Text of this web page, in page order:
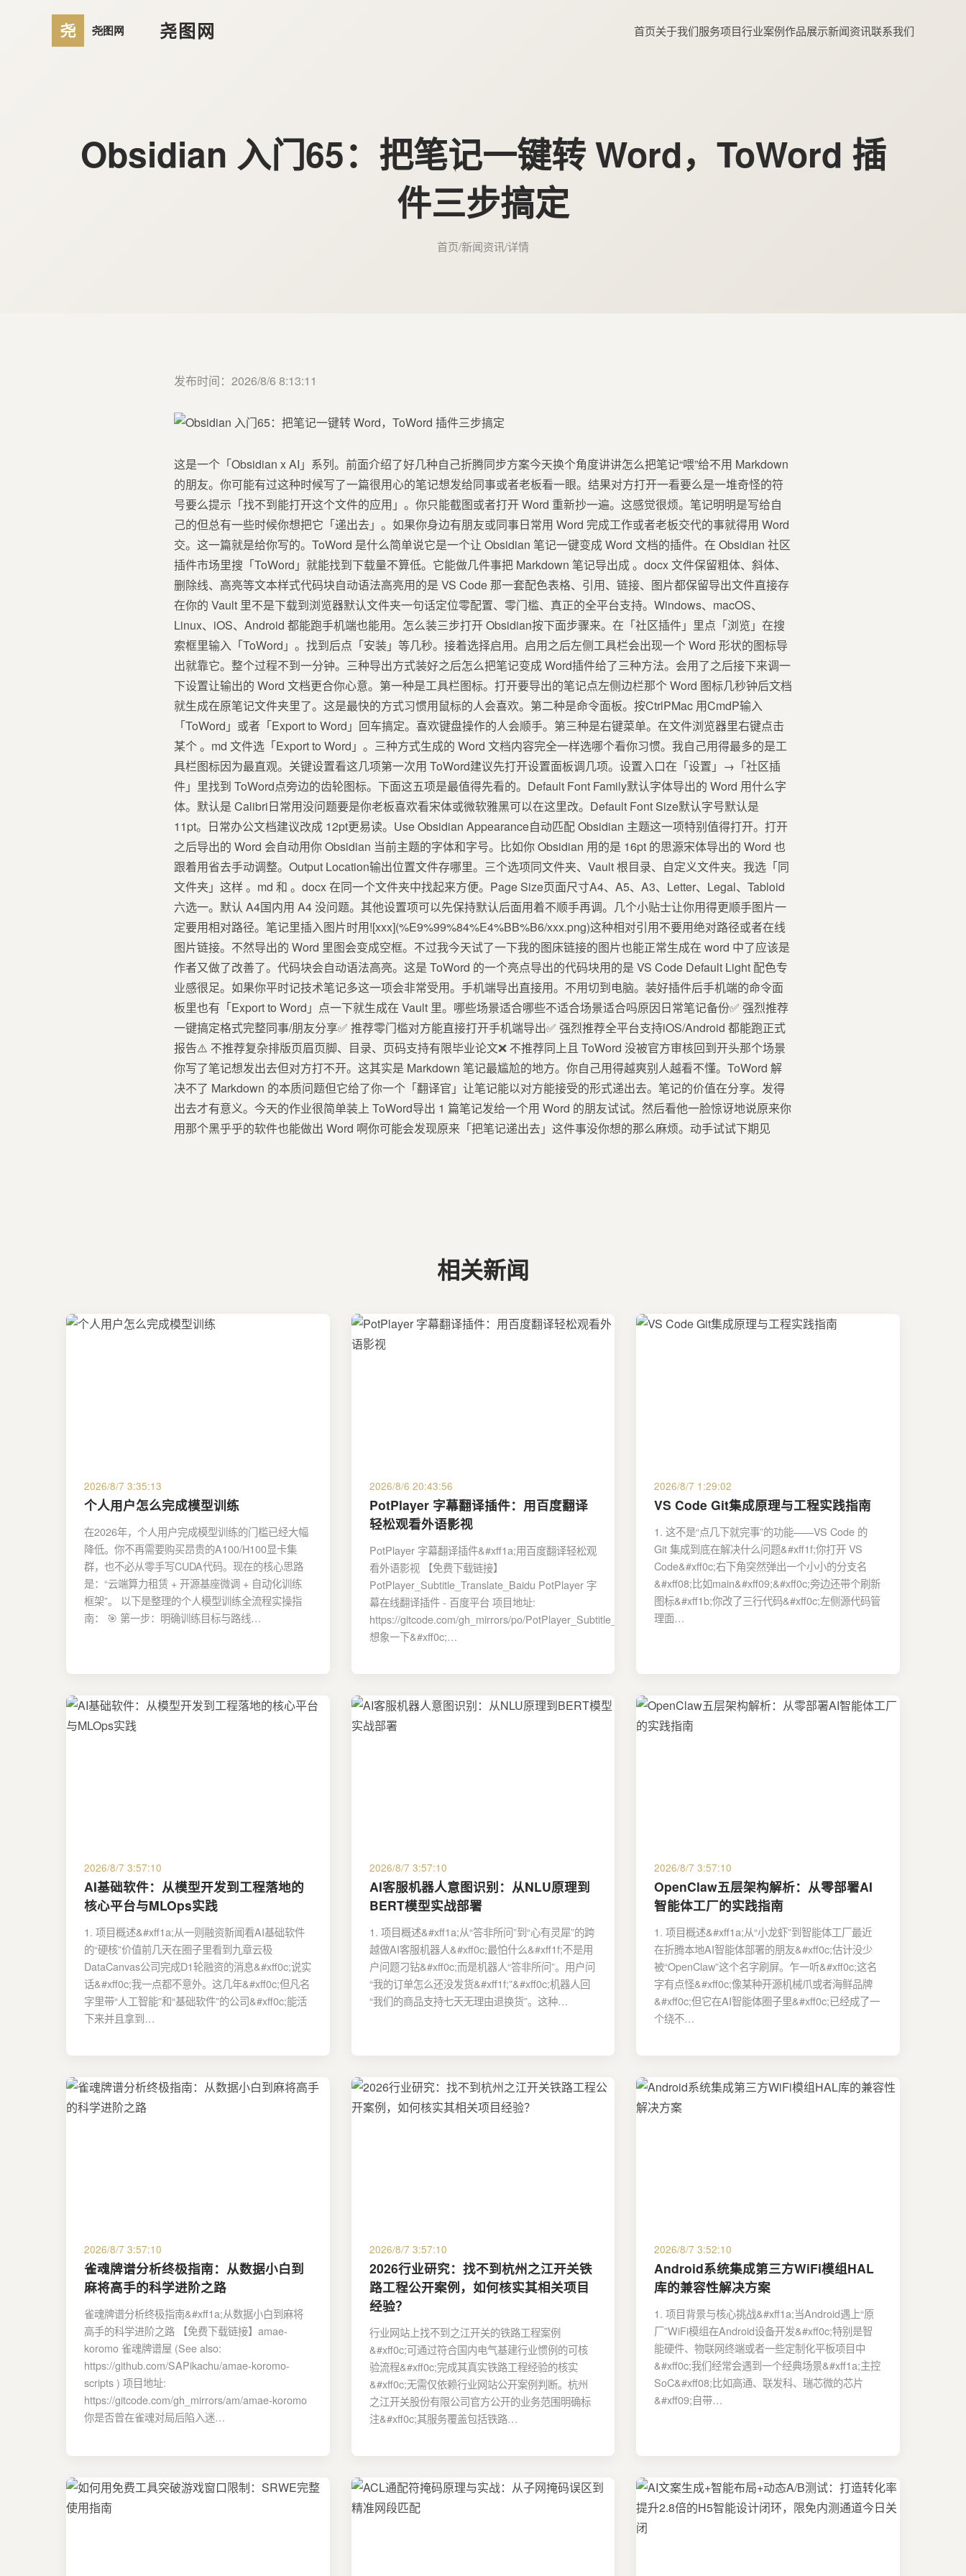
尧图网 首页关于我们服务项目行业案例作品展示新闻资讯联系我们
Obsidian 入门65：把笔记一键转 Word，ToWord 插
件三步搞定
首页/新闻资讯/详情
发布时间：2026/8/6 8:13:11
这是一个「Obsidian x AI」系列。前面介绍了好几种自己折腾同步方案今天换个角度讲讲怎么把笔记“喂”给不用 Markdown
的朋友。你可能有过这种时候写了一篇很用心的笔记想发给同事或者老板看一眼。结果对方打开一看要么是一堆奇怪的符
号要么提示「找不到能打开这个文件的应用」。你只能截图或者打开 Word 重新抄一遍。这感觉很烦。笔记明明是写给自
己的但总有一些时候你想把它「递出去」。如果你身边有朋友或同事日常用 Word 完成工作或者老板交代的事就得用 Word
交。这一篇就是给你写的。ToWord 是什么简单说它是一个让 Obsidian 笔记一键变成 Word 文档的插件。在 Obsidian 社区
插件市场里搜「ToWord」就能找到下载量不算低。它能做几件事把 Markdown 笔记导出成 。docx 文件保留粗体、斜体、
删除线、高亮等文本样式代码块自动语法高亮用的是 VS Code 那一套配色表格、引用、链接、图片都保留导出文件直接存
在你的 Vault 里不是下载到浏览器默认文件夹一句话定位零配置、零门槛、真正的全平台支持。Windows、macOS、
Linux、iOS、Android 都能跑手机端也能用。怎么装三步打开 Obsidian按下面步骤来。在「社区插件」里点「浏览」在搜
索框里输入「ToWord」。找到后点「安装」等几秒。接着选择启用。启用之后左侧工具栏会出现一个 Word 形状的图标导
出就靠它。整个过程不到一分钟。三种导出方式装好之后怎么把笔记变成 Word插件给了三种方法。会用了之后接下来调一
下设置让输出的 Word 文档更合你心意。第一种是工具栏图标。打开要导出的笔记点左侧边栏那个 Word 图标几秒钟后文档
就生成在原笔记文件夹里了。这是最快的方式习惯用鼠标的人会喜欢。第二种是命令面板。按CtrlPMac 用CmdP输入
「ToWord」或者「Export to Word」回车搞定。喜欢键盘操作的人会顺手。第三种是右键菜单。在文件浏览器里右键点击
某个 。md 文件选「Export to Word」。三种方式生成的 Word 文档内容完全一样选哪个看你习惯。我自己用得最多的是工
具栏图标因为最直观。关键设置看这几项第一次用 ToWord建议先打开设置面板调几项。设置入口在「设置」→「社区插
件」里找到 ToWord点旁边的齿轮图标。下面这五项是最值得先看的。Default Font Family默认字体导出的 Word 用什么字
体。默认是 Calibri日常用没问题要是你老板喜欢看宋体或微软雅黑可以在这里改。Default Font Size默认字号默认是
11pt。日常办公文档建议改成 12pt更易读。Use Obsidian Appearance自动匹配 Obsidian 主题这一项特别值得打开。打开
之后导出的 Word 会自动用你 Obsidian 当前主题的字体和字号。比如你 Obsidian 用的是 16pt 的思源宋体导出的 Word 也
跟着用省去手动调整。Output Location输出位置文件存哪里。三个选项同文件夹、Vault 根目录、自定义文件夹。我选「同
文件夹」这样 。md 和 。docx 在同一个文件夹中找起来方便。Page Size页面尺寸A4、A5、A3、Letter、Legal、Tabloid
六选一。默认 A4国内用 A4 没问题。其他设置项可以先保持默认后面用着不顺手再调。几个小贴士让你用得更顺手图片一
定要用相对路径。笔记里插入图片时用![xxx](%E9%99%84%E4%BB%B6/xxx.png)这种相对引用不要用绝对路径或者在线
图片链接。不然导出的 Word 里图会变成空框。不过我今天试了一下我的图床链接的图片也能正常生成在 word 中了应该是
作者又做了改善了。代码块会自动语法高亮。这是 ToWord 的一个亮点导出的代码块用的是 VS Code Default Light 配色专
业感很足。如果你平时记技术笔记多这一项会非常受用。手机端导出直接用。不用切到电脑。装好插件后手机端的命令面
板里也有「Export to Word」点一下就生成在 Vault 里。哪些场景适合哪些不适合场景适合吗原因日常笔记备份✅ 强烈推荐
一键搞定格式完整同事/朋友分享✅ 推荐零门槛对方能直接打开手机端导出✅ 强烈推荐全平台支持iOS/Android 都能跑正式
报告⚠️ 不推荐复杂排版页眉页脚、目录、页码支持有限毕业论文❌ 不推荐同上且 ToWord 没被官方审核回到开头那个场景
你写了笔记想发出去但对方打不开。这其实是 Markdown 笔记最尴尬的地方。你自己用得越爽别人越看不懂。ToWord 解
决不了 Markdown 的本质问题但它给了你一个「翻译官」让笔记能以对方能接受的形式递出去。笔记的价值在分享。发得
出去才有意义。今天的作业很简单装上 ToWord导出 1 篇笔记发给一个用 Word 的朋友试试。然后看他一脸惊讶地说原来你
用那个黑乎乎的软件也能做出 Word 啊你可能会发现原来「把笔记递出去」这件事没你想的那么麻烦。动手试试下期见
相关新闻
2026/8/7 3:35:13
个人用户怎么完成模型训练
在2026年，个人用户完成模型训练的门槛已经大幅
降低。你不再需要购买昂贵的A100/H100显卡集
群，也不必从零手写CUDA代码。现在的核心思路
是：“云端算力租赁 + 开源基座微调 + 自动化训练
框架”。 以下是整理的个人模型训练全流程实操指
南： 🎯 第一步：明确训练目标与路线…
2026/8/6 20:43:56
PotPlayer 字幕翻译插件：用百度翻译
轻松观看外语影视
PotPlayer 字幕翻译插件&#xff1a;用百度翻译轻松观
看外语影视 【免费下载链接】
PotPlayer_Subtitle_Translate_Baidu PotPlayer 字
幕在线翻译插件 - 百度平台 项目地址:
https://gitcode.com/gh_mirrors/po/PotPlayer_Subtitle_Translate_Baidu
想象一下&#xff0c;…
2026/8/7 1:29:02
VS Code Git集成原理与工程实践指南
1. 这不是“点几下就完事”的功能——VS Code 的
Git 集成到底在解决什么问题&#xff1f;你打开 VS
Code&#xff0c;右下角突然弹出一个小小的分支名
&#xff08;比如main&#xff09;&#xff0c;旁边还带个刷新
图标&#xff1b;你改了三行代码&#xff0c;左侧源代码管
理面…
2026/8/7 3:57:10
AI基础软件：从模型开发到工程落地的
核心平台与MLOps实践
1. 项目概述&#xff1a;从一则融资新闻看AI基础软件
的“硬核”价值前几天在圈子里看到九章云极
DataCanvas公司完成D1轮融资的消息&#xff0c;说实
话&#xff0c;我一点都不意外。这几年&#xff0c;但凡名
字里带“人工智能”和“基础软件”的公司&#xff0c;能活
下来并且拿到…
2026/8/7 3:57:10
AI客服机器人意图识别：从NLU原理到
BERT模型实战部署
1. 项目概述&#xff1a;从“答非所问”到“心有灵犀”的跨
越做AI客服机器人&#xff0c;最怕什么&#xff1f;不是用
户问题刁钻&#xff0c;而是机器人“答非所问”。用户问
“我的订单怎么还没发货&#xff1f;”&#xff0c;机器人回
“我们的商品支持七天无理由退换货”。这种…
2026/8/7 3:57:10
OpenClaw五层架构解析：从零部署AI
智能体工厂的实践指南
1. 项目概述&#xff1a;从“小龙虾”到智能体工厂最近
在折腾本地AI智能体部署的朋友&#xff0c;估计没少
被“OpenClaw”这个名字刷屏。乍一听&#xff0c;这名
字有点怪&#xff0c;像某种开源机械爪或者海鲜品牌
&#xff0c;但它在AI智能体圈子里&#xff0c;已经成了一
个绕不…
2026/8/7 3:57:10
雀魂牌谱分析终极指南：从数据小白到
麻将高手的科学进阶之路
雀魂牌谱分析终极指南&#xff1a;从数据小白到麻将
高手的科学进阶之路 【免费下载链接】amae-
koromo 雀魂牌谱屋 (See also:
https://github.com/SAPikachu/amae-koromo-
scripts ) 项目地址:
https://gitcode.com/gh_mirrors/am/amae-koromo
你是否曾在雀魂对局后陷入迷…
2026/8/7 3:57:10
2026行业研究：找不到杭州之江开关铁
路工程公开案例，如何核实其相关项目
经验？
行业网站上找不到之江开关的铁路工程案例
&#xff0c;可通过符合国内电气基建行业惯例的可核
验流程&#xff0c;完成其真实铁路工程经验的核实
&#xff0c;无需仅依赖行业网站公开案例判断。杭州
之江开关股份有限公司官方公开的业务范围明确标
注&#xff0c;其服务覆盖包括铁路…
2026/8/7 3:52:10
Android系统集成第三方WiFi模组HAL
库的兼容性解决方案
1. 项目背景与核心挑战&#xff1a;当Android遇上“原
厂”WiFi模组在Android设备开发&#xff0c;特别是智
能硬件、物联网终端或者一些定制化平板项目中
&#xff0c;我们经常会遇到一个经典场景&#xff1a;主控
SoC&#xff08;比如高通、联发科、瑞芯微的芯片
&#xff09;自带…